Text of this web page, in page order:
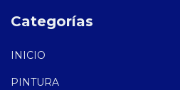
Categorías
INICIO
PINTURA